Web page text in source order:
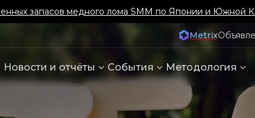
запасов медного лома SMM по Японии и Южной
Metrix
Новости и отчёты События Методология